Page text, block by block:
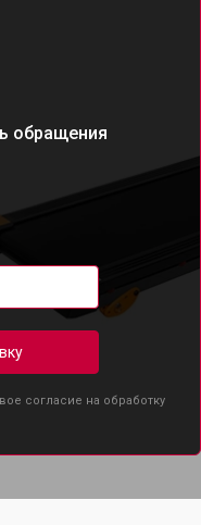
обращения
согласие на обработку